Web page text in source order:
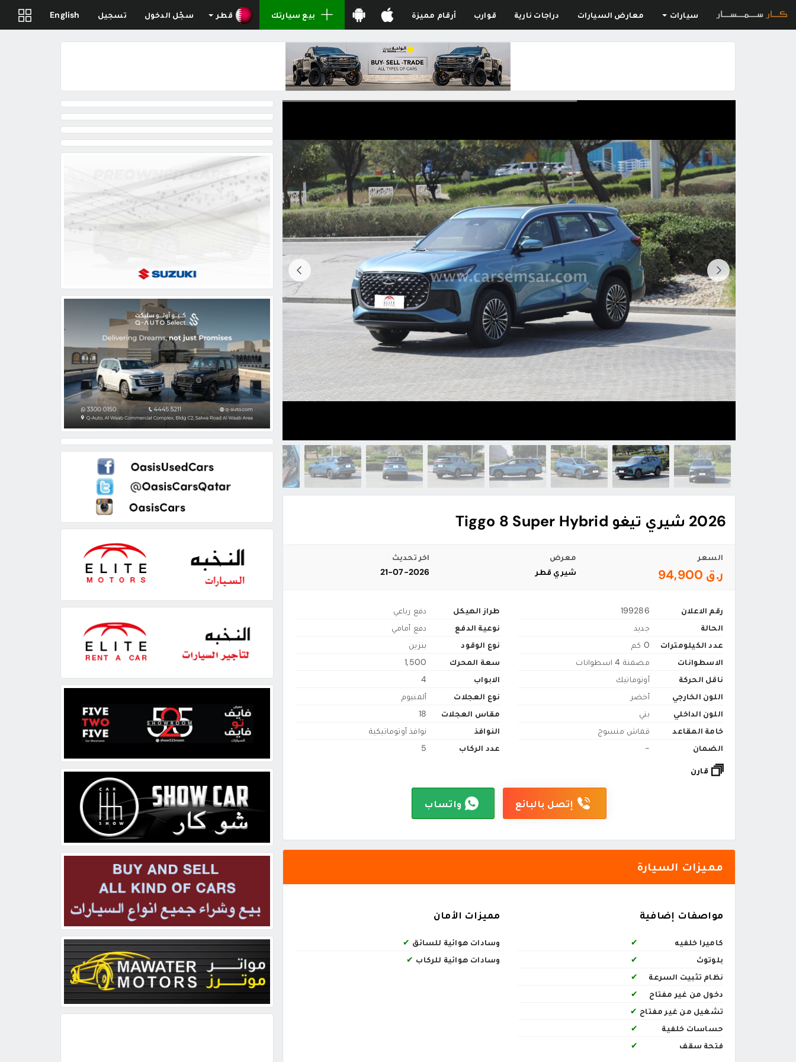
سيارات معارض السيارات دراجات نارية قوارب أرقام مميزة بيع سيارتك قطر سجّل الدخول تسجيل English
2026 شيري تيغو Tiggo 8 Super Hybrid
السعر
ر.ق 94,900
معرض
شيري قطر
اخر تحديث
21-07-2026
رقم الاعلان
199286
الحالة
جديد
عدد الكيلومترات
0 كم
الاسطوانات
مضمنة 4 اسطوانات
ناقل الحركة
أوتوماتيك
اللون الخارجي
أخضر
اللون الداخلي
بني
خامة المقاعد
قماش منسوج
الضمان
-
طراز الهيكل
دفع رباعي
نوعية الدفع
دفع أمامي
نوع الوقود
بنزين
سعة المحرك
1,500
الابواب
4
نوع العجلات
ألمنيوم
مقاس العجلات
18
النوافذ
نوافذ أوتوماتيكية
عدد الركاب
5
قارن
إتصل بالبائع واتساب
مميزات السيارة
مواصفات إضافية
كاميرا خلفيه
✔
بلوتوث
✔
نظام تثبيت السرعة
✔
دخول من غير مفتاح
✔
تشغيل من غير مفتاح ✔
حساسات خلفية
✔
فتحة سقف
✔
مميزات الأمان
وسادات هوائية للسائق ✔
وسادات هوائية للركاب ✔